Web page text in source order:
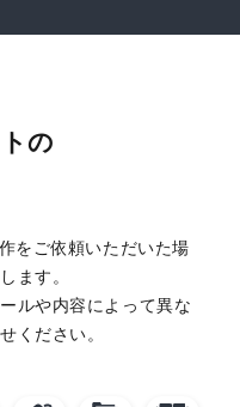
の
をご依頼いただいた場
ます。
ルや内容によって異な
ください。